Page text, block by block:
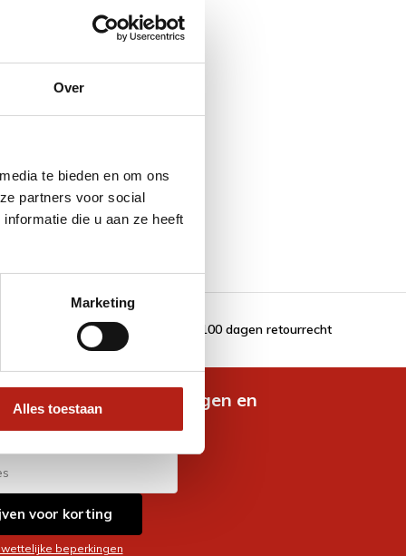
Over
te bieden en om ons
partners voor social
die u aan ze heeft
Marketing
Alles toestaan
100 dagen retourrecht
nieuwste aanbiedingen en
voor korting
beperkingen